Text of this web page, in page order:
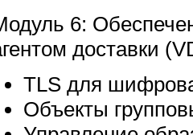
6:
доставки
TLS для
Объекты